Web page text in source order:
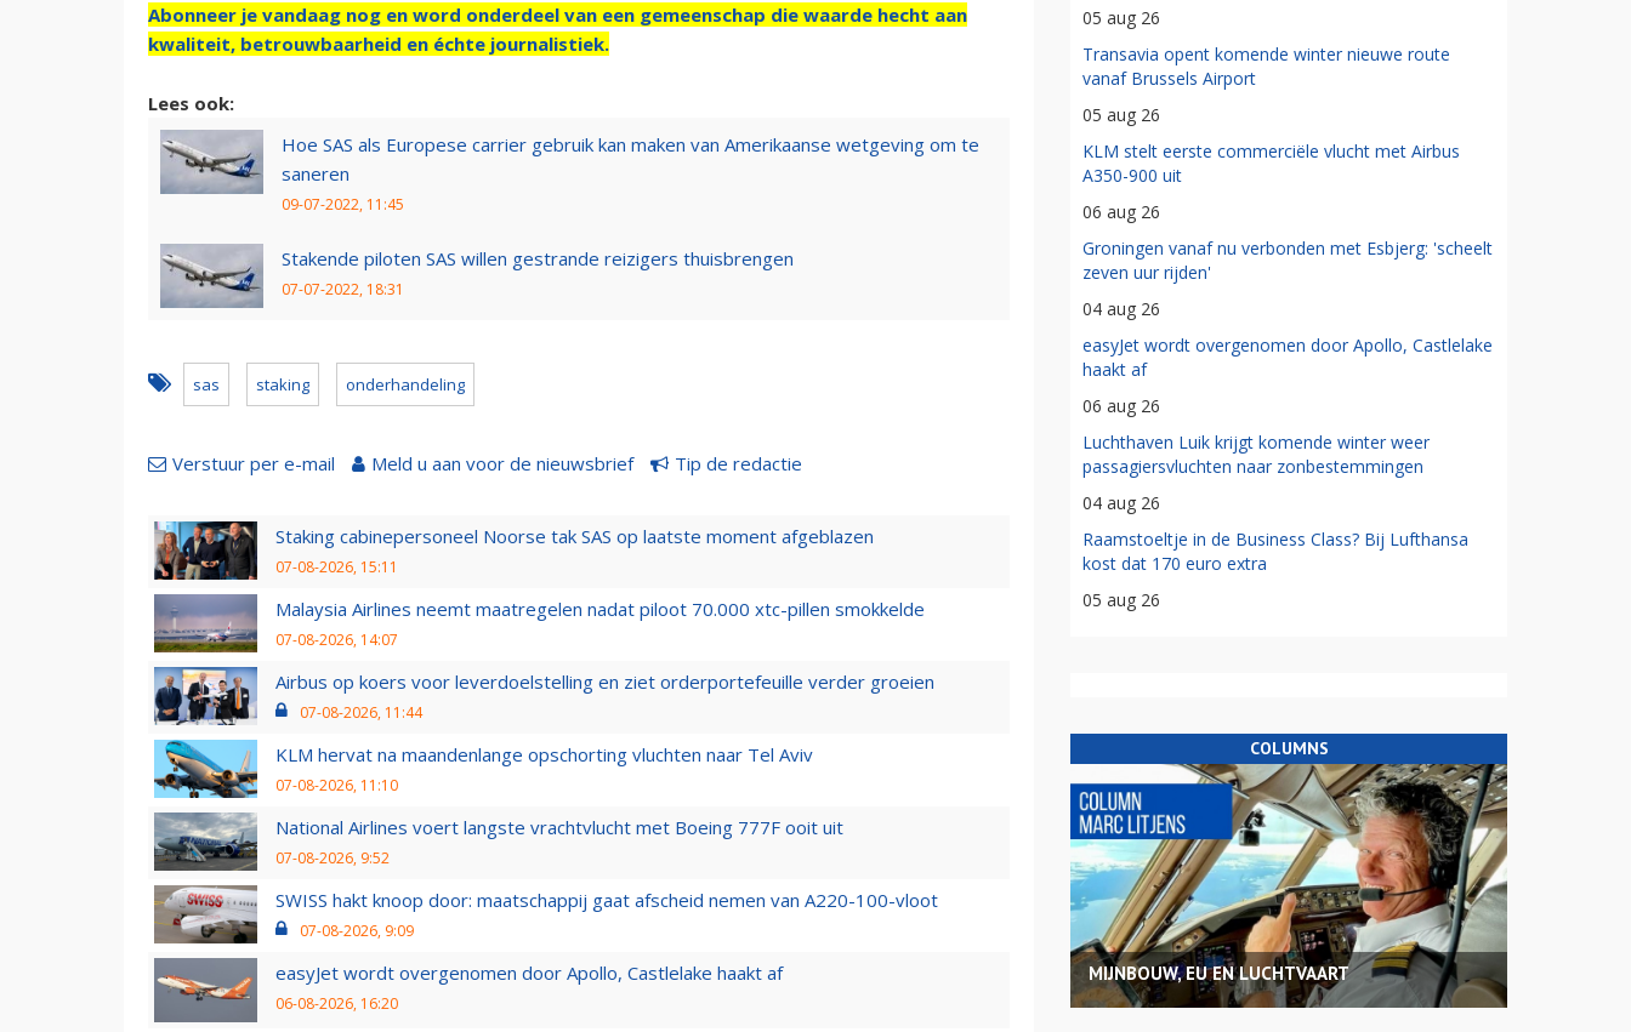
Abonneer je vandaag nog en word onderdeel van een gemeenschap die waarde hecht aan
kwaliteit, betrouwbaarheid en échte journalistiek.
Lees ook:
Hoe SAS als Europese carrier gebruik kan maken van Amerikaanse wetgeving om te
saneren
09-07-2022, 11:45
Stakende piloten SAS willen gestrande reizigers thuisbrengen
07-07-2022, 18:31
sas staking onderhandeling
Verstuur per e-mail Meld u aan voor de nieuwsbrief Tip de redactie
Staking cabinepersoneel Noorse tak SAS op laatste moment afgeblazen
07-08-2026, 15:11
Malaysia Airlines neemt maatregelen nadat piloot 70.000 xtc-pillen smokkelde
07-08-2026, 14:07
Airbus op koers voor leverdoelstelling en ziet orderportefeuille verder groeien
07-08-2026, 11:44
KLM hervat na maandenlange opschorting vluchten naar Tel Aviv
07-08-2026, 11:10
National Airlines voert langste vrachtvlucht met Boeing 777F ooit uit
07-08-2026, 9:52
SWISS hakt knoop door: maatschappij gaat afscheid nemen van A220-100-vloot
07-08-2026, 9:09
easyJet wordt overgenomen door Apollo, Castlelake haakt af
06-08-2026, 16:20
05 aug 26
Transavia opent komende winter nieuwe route
vanaf Brussels Airport
05 aug 26
KLM stelt eerste commerciële vlucht met Airbus
A350-900 uit
06 aug 26
Groningen vanaf nu verbonden met Esbjerg: 'scheelt
zeven uur rijden'
04 aug 26
easyJet wordt overgenomen door Apollo, Castlelake
haakt af
06 aug 26
Luchthaven Luik krijgt komende winter weer
passagiersvluchten naar zonbestemmingen
04 aug 26
Raamstoeltje in de Business Class? Bij Lufthansa
kost dat 170 euro extra
05 aug 26
COLUMNS
MIJNBOUW, EU EN LUCHTVAART